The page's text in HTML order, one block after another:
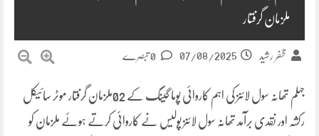
ملزمان گرفتار
ظفر رشید 07/08/2025
جہلم تھانہ سول لائنز کی اہم کاروائی پوما گینگ کے 02ملزمان گرفتار موٹر سائیکل
رکشہ اور نقدی برآمد تھانہ سول لائنز پولیس نے کاروائی کرتے ہوئے ملزمان کو